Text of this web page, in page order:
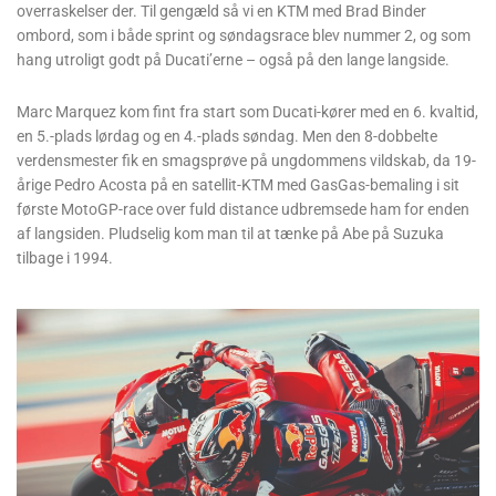
overraskelser der. Til gengæld så vi en KTM med Brad Binder
ombord, som i både sprint og søndagsrace blev nummer 2, og som
hang utroligt godt på Ducati’erne – også på den lange langside.
Marc Marquez kom fint fra start som Ducati-kører med en 6. kvaltid,
en 5.-plads lørdag og en 4.-plads søndag. Men den 8-dobbelte
verdensmester fik en smagsprøve på ungdommens vildskab, da 19-
årige Pedro Acosta på en satellit-KTM med GasGas-bemaling i sit
første MotoGP-race over fuld distance udbremsede ham for enden
af langsiden. Pludselig kom man til at tænke på Abe på Suzuka
tilbage i 1994.